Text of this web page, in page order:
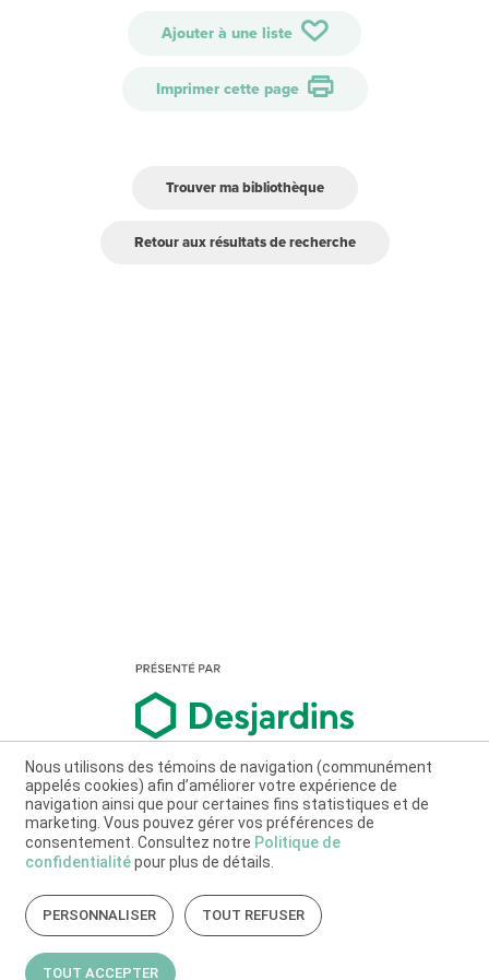
Ajouter à une liste
Imprimer cette page
Trouver ma bibliothèque
Retour aux résultats de recherche
Nous utilisons des témoins de navigation (communément
appelés cookies) afin d’améliorer votre expérience de
navigation ainsi que pour certaines fins statistiques et de
marketing. Vous pouvez gérer vos préférences de
consentement. Consultez notre Politique de
confidentialitépour plus de détails.
PERSONNALISER TOUT REFUSER
TOUT ACCEPTER